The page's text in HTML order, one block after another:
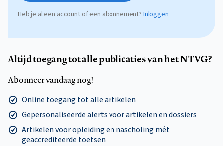
Heb je al een account of een abonnement?Inloggen
Altijd toegang tot alle publicaties van het NTVG?
Abonneer vandaag nog!
Online toegang tot alle artikelen
Gepersonaliseerde alerts voor artikelen en dossiers
Artikelen voor opleiding en nascholing mét
geaccrediteerde toetsen